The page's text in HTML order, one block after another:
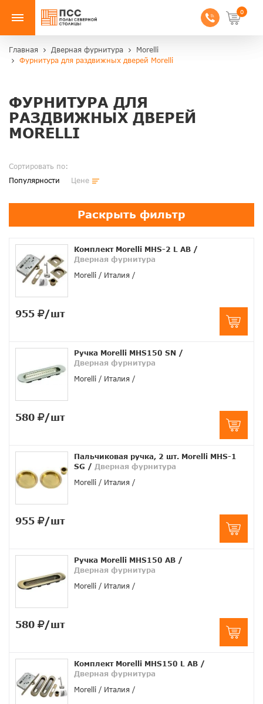
0
Главная Дверная фурнитура
Morelli
Фурнитура для раздвижных дверей Morelli
ФУРНИТУРА ДЛЯ
РАЗДВИЖНЫХ ДВЕРЕЙ
MORELLI
Сортировать по:
Популярности
Цене
Раскрыть фильтр
Комплект Morelli MHS-2 L AB /
Дверная фурнитура
Morelli
Италия
955 /шт
Ручка Morelli MHS150 SN /
Дверная фурнитура
Morelli
Италия
580 /шт
Пальчиковая ручка, 2 шт. Morelli MHS-1
SG / Дверная фурнитура
Morelli
Италия
955 /шт
Ручка Morelli MHS150 AB /
Дверная фурнитура
Morelli
Италия
580 /шт
Комплект Morelli MHS150 L AB /
Дверная фурнитура
Morelli
Италия